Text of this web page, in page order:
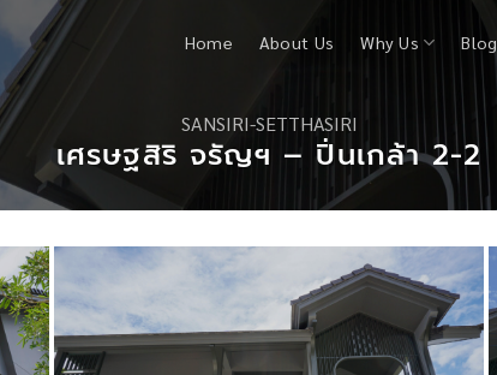
Home About Us Why Us Blog
SANSIRI-SETTHASIRI
เศรษฐสิริ จรัญฯ – ปิ่นเกล้า 2-2